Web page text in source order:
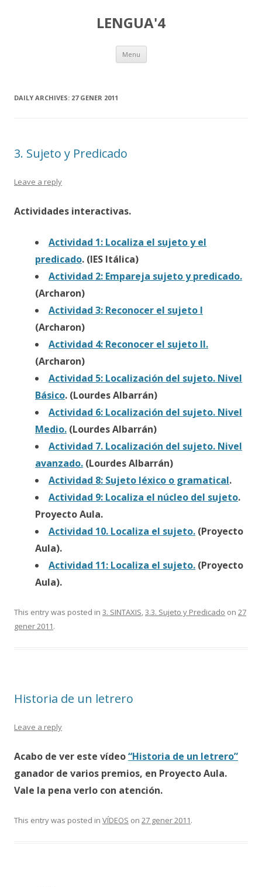
LENGUA'4
Menu Skip
content
DAILY ARCHIVES: 27 GENER 2011
3. Sujeto y Predicado
Leave a reply
Actividades interactivas.
Actividad 1: Localiza el sujeto y el
predicado. (IES Itálica)
Actividad 2: Empareja sujeto y predicado.
(Archaron)
Actividad 3: Reconocer el sujeto I
(Archaron)
Actividad 4: Reconocer el sujeto II.
(Archaron)
Actividad 5: Localización del sujeto. Nivel
Básico. (Lourdes Albarrán)
Actividad 6: Localización del sujeto. Nivel
Medio. (Lourdes Albarrán)
Actividad 7. Localización del sujeto. Nivel
avanzado. (Lourdes Albarrán)
Actividad 8: Sujeto léxico o gramatical.
Actividad 9: Localiza el núcleo del sujeto.
Proyecto Aula.
Actividad 10. Localiza el sujeto. (Proyecto
Aula).
Actividad 11: Localiza el sujeto. (Proyecto
Aula).
This entry was posted in 3. SINTAXIS,3.3. Sujeto y Predicado on 27
gener 2011.
Historia de un letrero
Leave a reply
Acabo de ver este vídeo“Historia de un letrero”
ganador de varios premios, en Proyecto Aula.
Vale la pena verlo con atención.
This entry was posted in VÍDEOS on 27 gener 2011.